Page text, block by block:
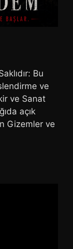
Bu
ve
ve Sanat
açık
Gizemler ve